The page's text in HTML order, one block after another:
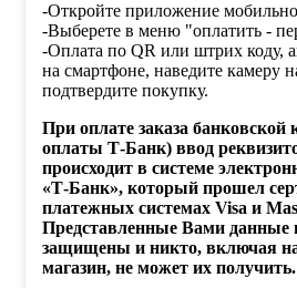
-Откройте приложение
-Выберете в меню "оплатить -
-Оплата по QR или штрих коду,
на смартфоне, наведите камеру
подтвердите покупку.
При оплате заказа банковской
оплаты Т-Банк) ввод
происходит в системе
«Т-Банк», который прошел
платежных системах Visa и
Представленные Вами данные
защищены и никто, включая
магазин, не может их получить.